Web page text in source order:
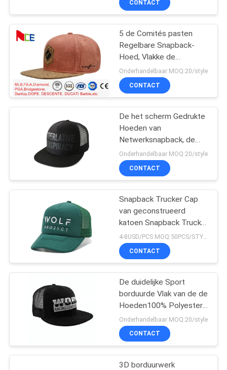
CONTACT
5 de Comités pasten
Regelbare Snapback-
Hoed, Vlakke de
Randhoed van
Ontzagwekkende
Vrouwen
Onderhandelbaar MOQ:20/style
CONTACT
De het scherm Gedrukte
Hoeden van
Netwerksnapback, de
Hoeden Volwassen
Grootte van Snapback
van Mensen Zwarte
Onderhandelbaar MOQ:20/style
CONTACT
Snapback Trucker Cap
van geconstrueerd
katoen Snapback Trucker
Hat-collectie
CONTACT
De duidelijke Sport
borduurde Vlak van de de
Hoeden100% Polyester
van Randsnapback
Materiaal 5660cm
Onderhandelbaar MOQ:20/style
CONTACT
3D borduurwerk